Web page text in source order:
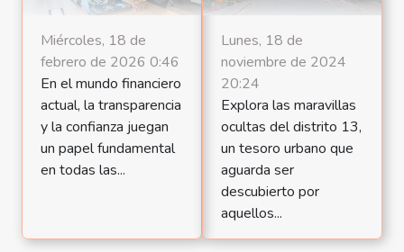
Miércoles, 18 de
febrero de 2026 0:46
En el mundo financiero
actual, la transparencia
y la confianza juegan
un papel fundamental
en todas las...
Lunes, 18 de
noviembre de 2024
20:24
Explora las maravillas
ocultas del distrito 13,
un tesoro urbano que
aguarda ser
descubierto por
aquellos...